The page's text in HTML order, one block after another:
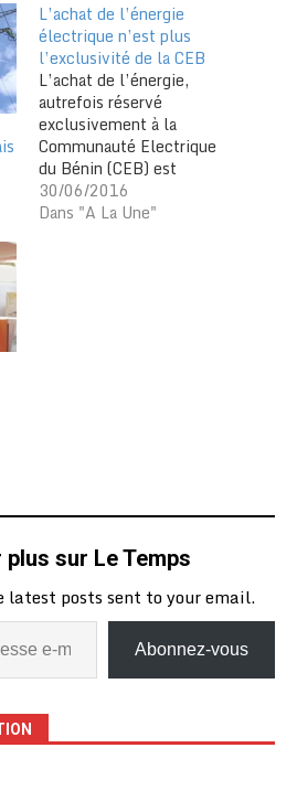
L’achat de l’énergie
électrique n’est plus
l’exclusivité de la CEB
L’achat de l’énergie,
autrefois réservé
exclusivement à la
Communauté Electrique
du Bénin (CEB) est
désormais ouvert à
d’autres opérateurs.
30/06/2016
Dans "A La Une"
plus sur Le Temps
latest posts sent to your email.
Abonnez-vous